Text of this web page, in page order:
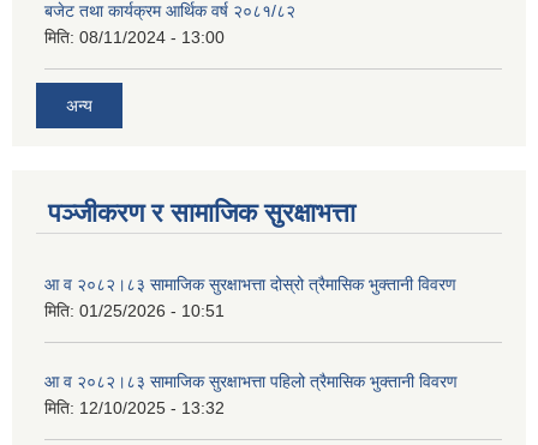
बजेट तथा कार्यक्रम आर्थिक वर्ष २०८१/८२
मिति: 08/11/2024 - 13:00
अन्य
पञ्जीकरण र सामाजिक सुरक्षाभत्ता
आ व २०८२।८३ सामाजिक सुरक्षाभत्ता दोस्रो त्रैमासिक भुक्तानी विवरण
मिति: 01/25/2026 - 10:51
आ व २०८२।८३ सामाजिक सुरक्षाभत्ता पहिलो त्रैमासिक भुक्तानी विवरण
मिति: 12/10/2025 - 13:32